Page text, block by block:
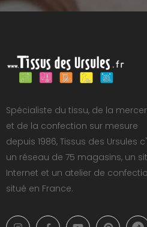
Spécialiste du tissu, de la
et de la confection sur mesure
depuis 1986, Tissus des Ursules
un réseau de 75 magasins, un
Internet et un atelier de
situé en France.